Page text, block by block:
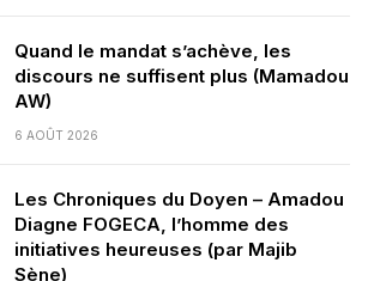
Quand le mandat s’achève, les
discours ne suffisent plus (Mamadou
AW)
6 AOÛT 2026
Les Chroniques du Doyen – Amadou
Diagne FOGECA, l’homme des
initiatives heureuses (par Majib
Sène)